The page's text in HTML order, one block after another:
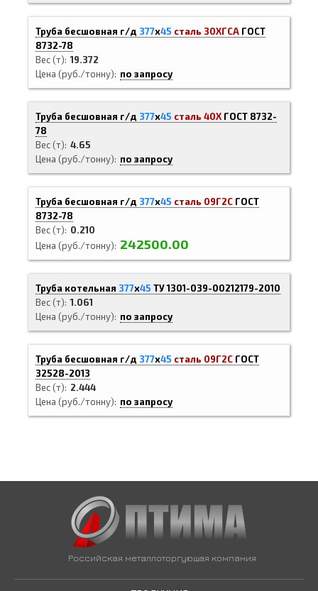
Труба бесшовная г/д 377х45 сталь 30ХГСА ГОСТ
8732-78
Вес (т) 19.372
Цена (руб./тонну)
по запросу
Труба бесшовная г/д 377х45 сталь 40Х ГОСТ 8732-
78
Вес (т) 4.65
Цена (руб./тонну)
по запросу
Труба бесшовная г/д 377х45 сталь 09Г2С ГОСТ
8732-78
Вес (т)
0.210
Цена (руб./тонну)
242500.00
Труба котельная 377х45 ТУ 1301-039-00212179-2010
Вес (т) 1.061
Цена (руб./тонну)
по запросу
Труба бесшовная г/д 377х45 сталь 09Г2С ГОСТ
32528-2013
Вес (т)
2.444
Цена (руб./тонну)
по запросу
Российская металлоторгующая компания